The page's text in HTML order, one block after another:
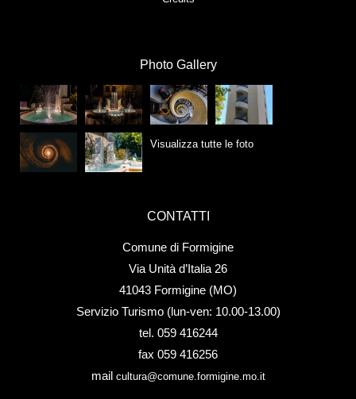
Photo Gallery
Visualizza tutte le foto
CONTATTI
Comune di Formigine
Via Unità d’Italia 26
41043 Formigine (MO)
Servizio Turismo (lun-ven: 10.00-13.00)
tel. 059 416244
fax 059 416256
mail cultura@comune.formigine.mo.it